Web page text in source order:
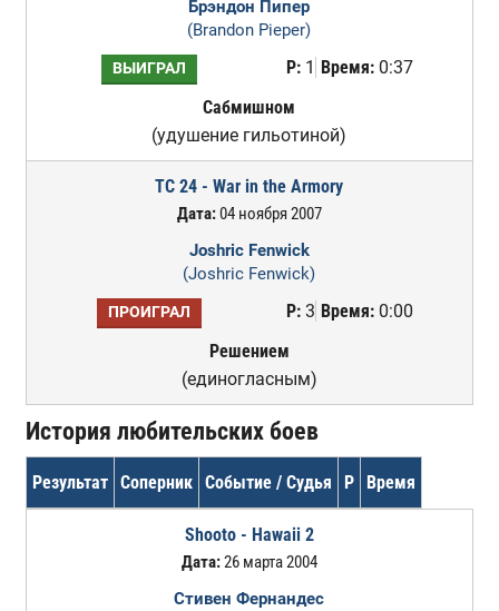
Брэндон Пипер
(Brandon Pieper)
ВЫИГРАЛ Р:1 Время:0:37
Сабмишном
(удушение гильотиной)
TC 24 - War in the Armory
Дата:04 ноября 2007
Joshric Fenwick
(Joshric Fenwick)
ПРОИГРАЛ Р:3 Время:0:00
Решением
(единогласным)
История любительских боев
Результат Соперник Событие / Судья Р Время
Shooto - Hawaii 2
Дата:26 марта 2004
Стивен Фернандес